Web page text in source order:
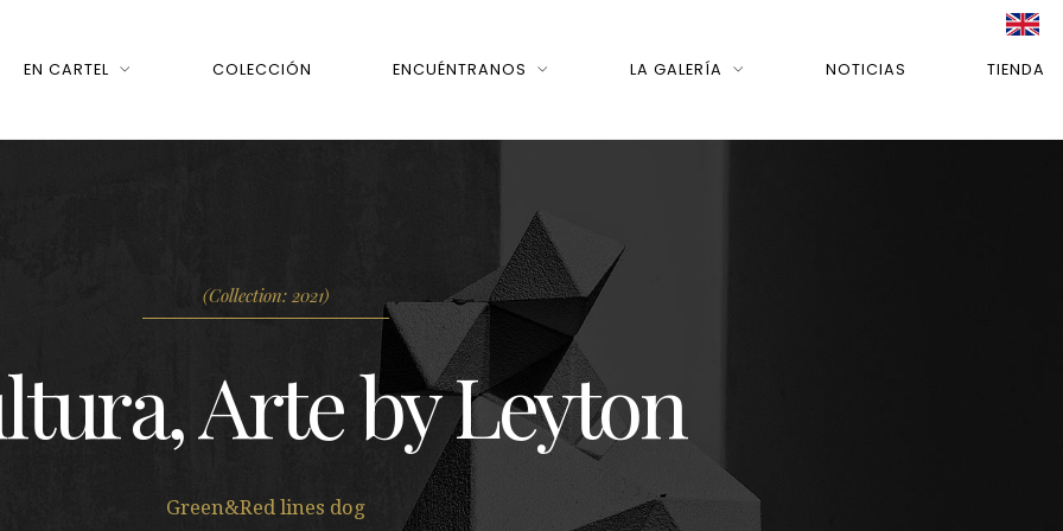
EN CARTEL COLECCIÓN ENCUÉNTRANOS LA GALERÍA NOTICIAS TIENDA
(Collection: 2021)
Arte by Leyton
Green&Red lines dog